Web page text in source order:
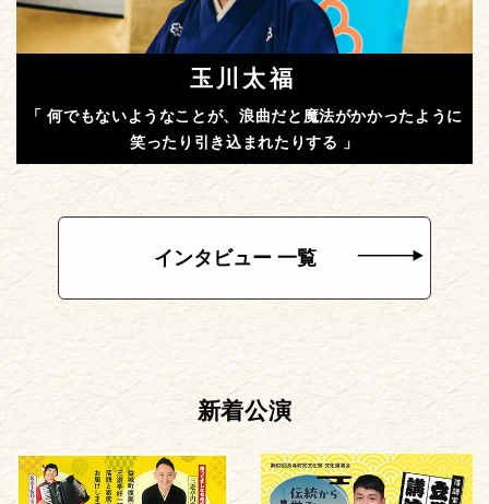
玉川太福
「 何でもないようなことが、浪曲だと魔法がかかったように
笑ったり引き込まれたりする 」
インタビュー 一覧
新着公演